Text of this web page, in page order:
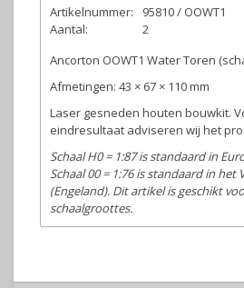
Artikelnummer:
95810 / OOWT1
Aantal:
2
Ancorton OOWT1 Water Toren
Afmetingen: 43 × 67 × 110 mm
Laser gesneden houten bouwkit.
eindresultaat adviseren wij het
Schaal H0 = 1:87 is standaard in
Schaal 00 = 1:76 is standaard in
(Engeland). Dit artikel is geschikt
schaalgroottes.